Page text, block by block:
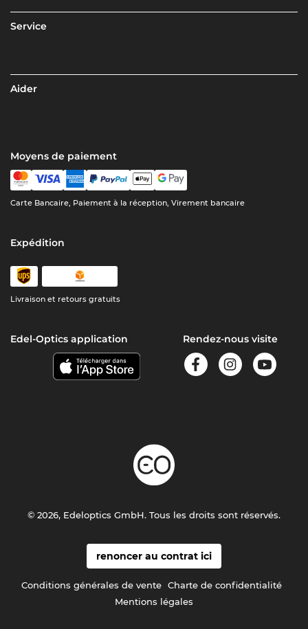
Service
Aider
Moyens de paiement
Carte Bancaire, Paiement à la réception, Virement bancaire
Expédition
Livraison et retours gratuits
Edel-Optics application Rendez-nous visite
renoncer au contrat ici
Conditions générales de vente Charte de confidentialité
Mentions légales
© 2026, Edeloptics GmbH. Tous les droits sont réservés.